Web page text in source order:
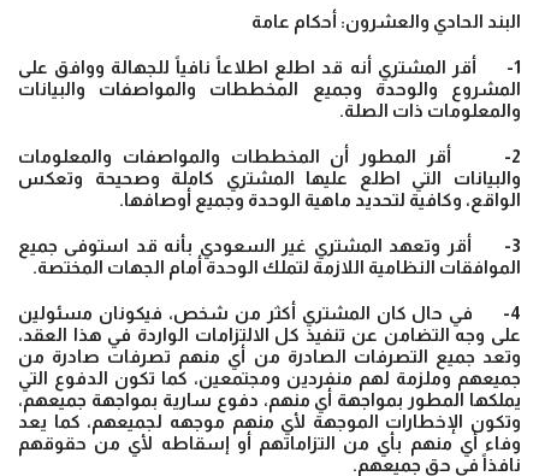
البند الحادي والعشرون: أحكام عامة
1- أقر المشتري أنه قد اطلع اطلاعاً نافياً للجهالة ووافق على
المشروع والوحدة وجميع المخططات والمواصفات والبيانات
والمعلومات ذات الصلة.
2- أقر المطور أن المخططات والمواصفات والمعلومات
والبيانات التي اطلع عليها المشتري كاملة وصحيحة وتعكس
الواقع، وكافية لتحديد ماهية الوحدة وجميع أوصافها.
3- أقر وتعهد المشتري غير السعودي بأنه قد استوفى جميع
الموافقات النظامية اللازمة لتملك الوحدة أمام الجهات المختصة.
4- في حال كان المشتري أكثر من شخص، فيكونان مسئولين
على وجه التضامن عن تنفيذ كل الالتزامات الواردة في هذا العقد،
وتعد جميع التصرفات الصادرة من أي منهم تصرفات صادرة من
جميعهم وملزمة لهم منفردين ومجتمعين، كما تكون الدفوع التي
يملكها المطور بمواجهة أي منهم، دفوع سارية بمواجهة جميعهم،
وتكون الإخطارات الموجهة لأي منهم موجهه لجميعهم، كما يعد
وفاء أي منهم بأي من التزاماتهم أو إسقاطه لأي من حقوقهم
نافذاً في حق جميعهم.